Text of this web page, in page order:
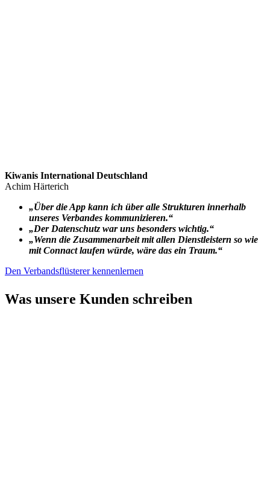
Kiwanis International Deutschland
Achim Härterich
„Über die App kann ich über alle Strukturen innerhalb
unseres Verbandes kommunizieren.“
„Der Datenschutz war uns besonders wichtig.“
„Wenn die Zusammenarbeit mit allen Dienstleistern so wie
mit Connact laufen würde, wäre das ein Traum.“
Den Verbandsflüsterer kennenlernen
Was unsere Kunden schreiben